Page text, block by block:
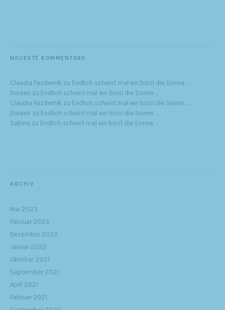
NEUESTE KOMMENTARE
Claudia Pazdernik zu Endlich scheint mal ein bissl die Sonne …
Doreen zu Endlich scheint mal ein bissl die Sonne …
Claudia Pazdernik zu Endlich scheint mal ein bissl die Sonne …
Doreen zu Endlich scheint mal ein bissl die Sonne …
Sabine zu Endlich scheint mal ein bissl die Sonne …
ARCHIV
Mai 2023
Februar 2023
Dezember 2022
Januar 2022
Oktober 2021
September 2021
April 2021
Februar 2021